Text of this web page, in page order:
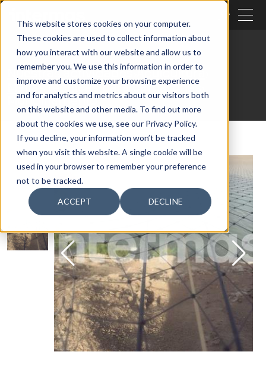
This website stores cookies on your computer.
These cookies are used to collect information about
how you interact with our website and allow us to
remember you. We use this information in order to
improve and customize your browsing experience
and for analytics and metrics about our visitors both
on this website and other media. To find out more
about the cookies we use, see our Privacy Policy.
If you decline, your information won’t be tracked
when you visit this website. A single cookie will be
used in your browser to remember your preference
not to be tracked.
ACCEPT DECLINE
BUSCAR
CERRAR
Nuestras actividades Acuicultura
Mallas técnicas para Camarones
Monofilamento